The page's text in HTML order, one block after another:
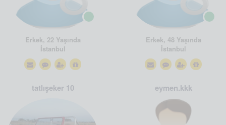
Erkek, 22 Yaşında
İstanbul
Erkek, 48 Yaşında
İstanbul
tatlışeker 10 eymen.kkk